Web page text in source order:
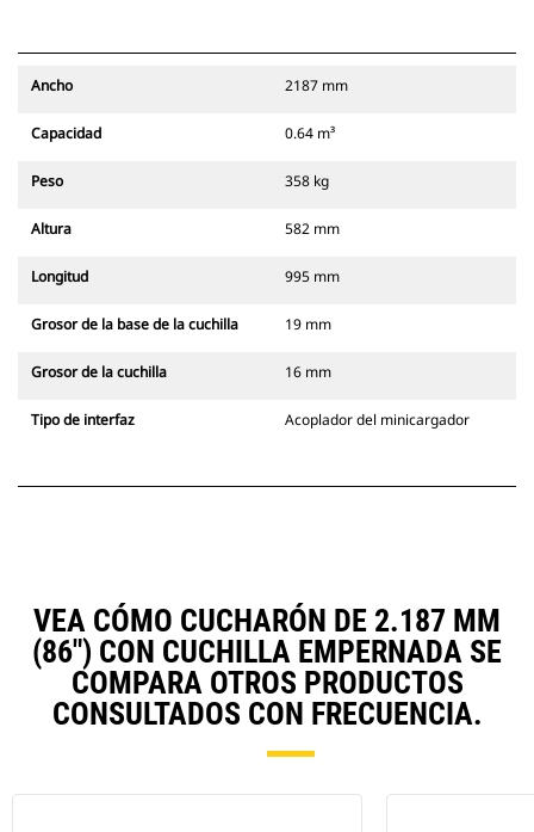
Ancho 2187 mm
Capacidad 0.64 m³
Peso 358 kg
Altura 582 mm
Longitud 995 mm
Grosor de la base de la cuchilla 19 mm
Grosor de la cuchilla 16 mm
Tipo de interfaz Acoplador del minicargador
VEA CÓMO CUCHARÓN DE 2.187 MM
(86") CON CUCHILLA EMPERNADA SE
COMPARA OTROS PRODUCTOS
CONSULTADOS CON FRECUENCIA.